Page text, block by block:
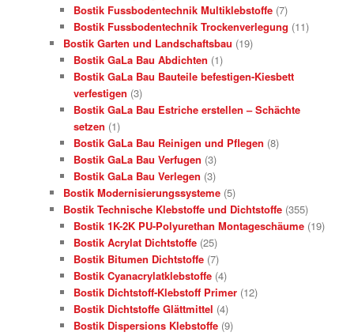
Bostik Fussbodentechnik Multiklebstoffe (7)
Bostik Fussbodentechnik Trockenverlegung (11)
Bostik Garten und Landschaftsbau (19)
Bostik GaLa Bau Abdichten (1)
Bostik GaLa Bau Bauteile befestigen-Kiesbett
verfestigen (3)
Bostik GaLa Bau Estriche erstellen – Schächte
setzen (1)
Bostik GaLa Bau Reinigen und Pflegen (8)
Bostik GaLa Bau Verfugen (3)
Bostik GaLa Bau Verlegen (3)
Bostik Modernisierungssysteme (5)
Bostik Technische Klebstoffe und Dichtstoffe (355)
Bostik 1K-2K PU-Polyurethan Montageschäume (19)
Bostik Acrylat Dichtstoffe (25)
Bostik Bitumen Dichtstoffe (7)
Bostik Cyanacrylatklebstoffe (4)
Bostik Dichtstoff-Klebstoff Primer (12)
Bostik Dichtstoffe Glättmittel (4)
Bostik Dispersions Klebstoffe (9)